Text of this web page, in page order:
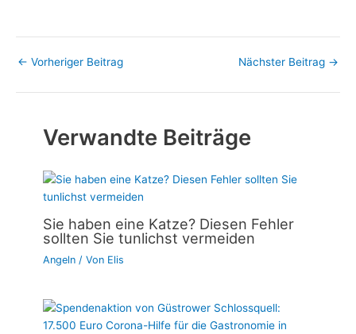
← Vorheriger Beitrag Nächster Beitrag →
Verwandte Beiträge
Sie haben eine Katze? Diesen Fehler
sollten Sie tunlichst vermeiden
Angeln / Von Elis